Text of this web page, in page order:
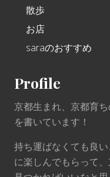
散歩
お店
saraのおすすめ
Profile
京都生まれ、京都育
を書いています！
持ち運ばなくても良
に楽しんでもらって